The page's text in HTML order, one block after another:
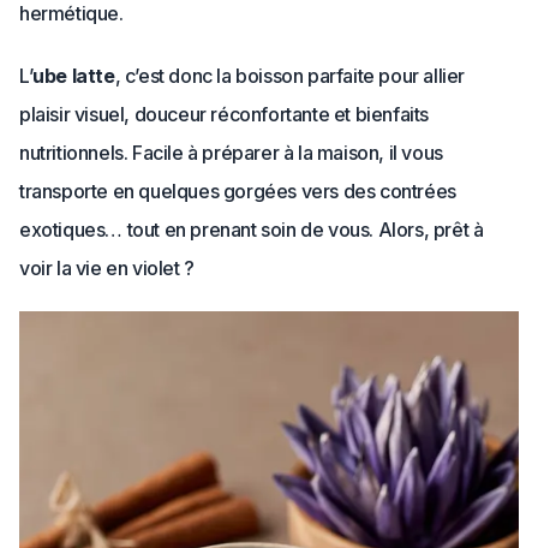
hermétique.
L’ube latte, c’est donc la boisson parfaite pour allier
plaisir visuel, douceur réconfortante et bienfaits
nutritionnels. Facile à préparer à la maison, il vous
transporte en quelques gorgées vers des contrées
exotiques… tout en prenant soin de vous. Alors, prêt à
voir la vie en violet ?